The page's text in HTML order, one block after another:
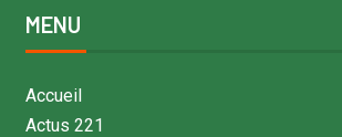
MENU
Accueil
Actus 221